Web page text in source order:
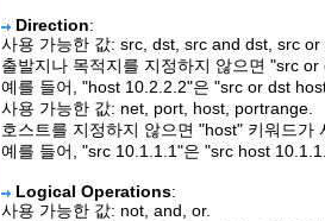
Direction:
사용 가능한 값: src, dst, src and dst, src or
출발지나 목적지를 지정하지 않으면 "src
예를 들어, "host 10.2.2.2"은 "src or dst
사용 가능한 값: net, port, host, portrange.
호스트를 지정하지 않으면 "host" 키워드가
예를 들어, "src 10.1.1.1"은 "src host
Logical Operations:
사용 가능한 값: not, and, or.